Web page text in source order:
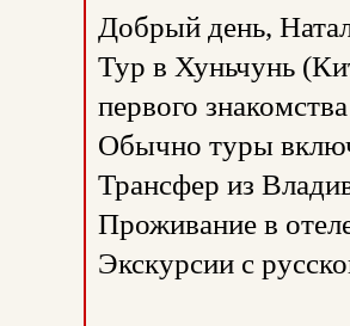
Добрый день,
Тур в Хуньчунь
первого
Обычно туры
Трансфер из
Проживание в
Экскурсии с